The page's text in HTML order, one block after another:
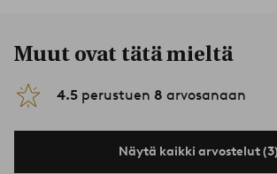
Muut ovat tätä mieltä
4.5 perustuen 8 arvosanaan
Näytä kaikki arvostelut (3)